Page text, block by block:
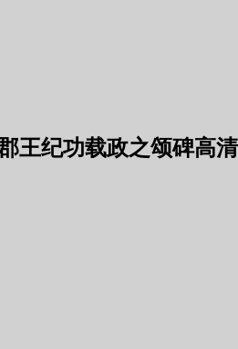
王纪功载政之颂碑高